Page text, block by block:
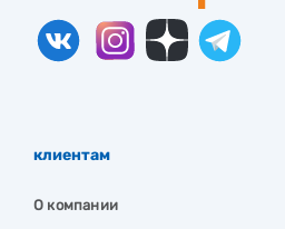
клиентам
О компании